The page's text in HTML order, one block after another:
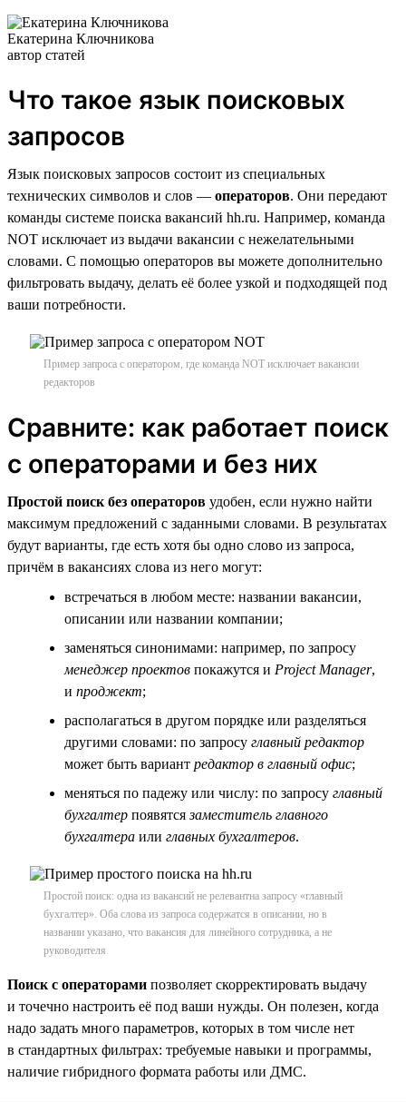
Екатерина Ключникова
автор статей
Что такое язык поисковых
запросов
Язык поисковых запросов состоит из специальных
технических символов и слов — операторов. Они передают
команды системе поиска вакансий hh.ru. Например, команда
NOT исключает из выдачи вакансии с нежелательными
словами. С помощью операторов вы можете дополнительно
фильтровать выдачу, делать её более узкой и подходящей под
ваши потребности.
Пример запроса с оператором, где команда NOT исключает вакансии
редакторов
Сравните: как работает поиск
с операторами и без них
Простой поиск без операторов удобен, если нужно найти
максимум предложений с заданными словами. В результатах
будут варианты, где есть хотя бы одно слово из запроса,
причём в вакансиях слова из него могут:
встречаться в любом месте: названии вакансии,
описании или названии компании;
заменяться синонимами: например, по запросу
менеджер проектов покажутся и Project Manager,
и проджект;
располагаться в другом порядке или разделяться
другими словами: по запросу главный редактор
может быть вариант редактор в главный офис;
меняться по падежу или числу: по запросу главный
бухгалтер появятсязаместитель главного
бухгалтера или главных бухгалтеров.
Простой поиск: одна из вакансий не релевантна запросу «главный
бухгалтер». Оба слова из запроса содержатся в описании, но в
названии указано, что вакансия для линейного сотрудника, а не
руководителя
Поиск с операторами позволяет скорректировать выдачу
и точечно настроить её под ваши нужды. Он полезен, когда
надо задать много параметров, которых в том числе нет
в стандартных фильтрах: требуемые навыки и программы,
наличие гибридного формата работы или ДМС.